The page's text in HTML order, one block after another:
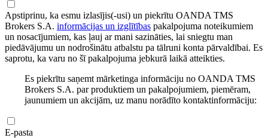
Apstiprinu, ka esmu izlasījis(-usi) un piekrītu OANDA TMS
Brokers S.A. informācijas un izglītības pakalpojuma noteikumiem
un nosacījumiem, kas ļauj ar mani sazināties, lai sniegtu man
piedāvājumu un nodrošinātu atbalstu pa tālruni konta pārvaldībai. Es
saprotu, ka varu no šī pakalpojuma jebkurā laikā atteikties.
Es piekrītu saņemt mārketinga informāciju no OANDA TMS
Brokers S.A. par produktiem un pakalpojumiem, piemēram,
jaunumiem un akcijām, uz manu norādīto kontaktinformāciju:
E-pasta